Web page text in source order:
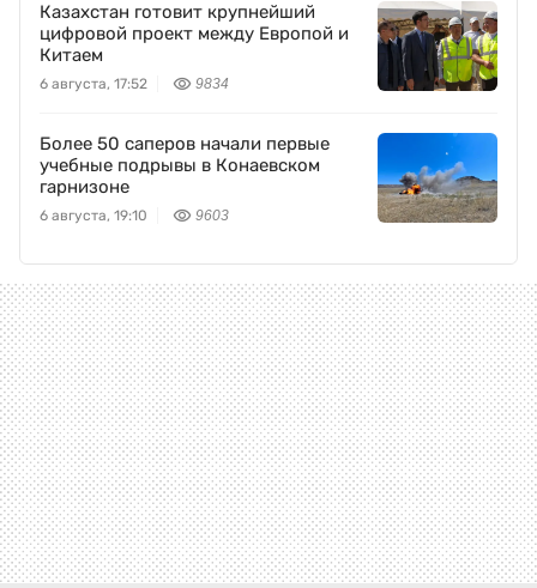
Казахстан готовит крупнейший
цифровой проект между Европой и
Китаем
6 августа, 17:52 9834
Более 50 саперов начали первые
учебные подрывы в Конаевском
гарнизоне
6 августа, 19:10 9603